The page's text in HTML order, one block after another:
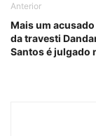
Anterior
Mais um
da travesti
Santos é julgado